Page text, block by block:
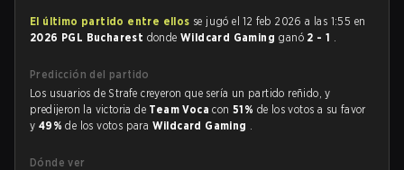
El último partido entre ellos se jugó el 12 feb 2026 a las 1:55 en
2026 PGL Bucharest dondeWildcard Gaming ganó 2 - 1 .
Predicción del partido
Los usuarios de Strafe creyeron que sería un partido reñido, y
predijeron la victoria de Team Vocacon51% de los votos a su favor
y 49%de los votos para Wildcard Gaming .
Dónde ver